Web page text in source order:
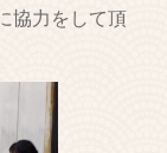
協力をして頂